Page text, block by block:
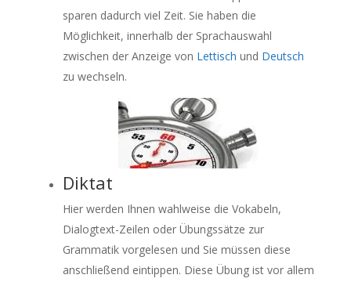
sparen dadurch viel Zeit. Sie haben die
Möglichkeit, innerhalb der Sprachauswahl
zwischen der Anzeige von Lettisch und Deutsch
zu wechseln.
Diktat
Hier werden Ihnen wahlweise die Vokabeln,
Dialogtext-Zeilen oder Übungssätze zur
Grammatik vorgelesen und Sie müssen diese
anschließend eintippen. Diese Übung ist vor allem